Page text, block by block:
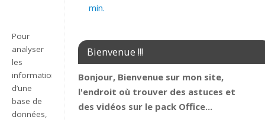
Pour
analyser
les
informations
d’une
base de
données,
min.
Bienvenue !!!
Bonjour, Bienvenue sur mon site,
l'endroit où trouver des astuces et
des vidéos sur le pack Office...